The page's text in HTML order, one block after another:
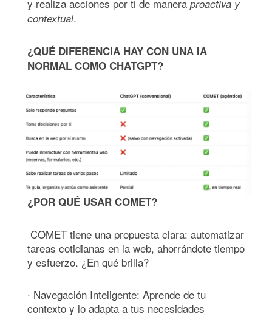
y realiza acciones por ti de manera proactiva y
contextual.
¿QUÉ DIFERENCIA HAY CON UNA IA
NORMAL COMO CHATGPT?
¿POR QUÉ USAR COMET?
COMET tiene una propuesta clara: automatizar
tareas cotidianas en la web, ahorrándote tiempo
y esfuerzo. ¿En qué brilla?
∙ Navegación Inteligente: Aprende de tu
contexto y lo adapta a tus necesidades